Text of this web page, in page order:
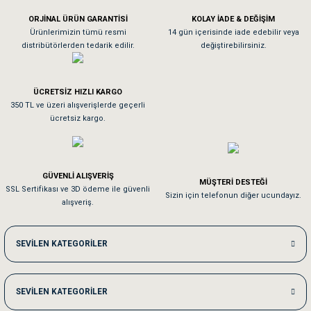
As**** Tu******
Tavşanım kafesinin kalitesine ve paketlemesine bayıldım
Sa**** On******
Kedilerim beğeniyorlar. Memnunuz. Uygun fiyatta olması iyi.
Me***** Ya******
Akşam verdiğim sipariş bir sonraki gün elime ulaştı. Jack russell köpeğim
Ka***** Ar******
ORJİNAL ÜRÜN GARANTİSİ
Ürünlerimizin tümü resmi
distribütörlerden tedarik edilir.
KOLAY İADE & DEĞİŞİM
14 gün içerisinde iade edebilir veya
değiştirebilirsiniz.
ÜCRETSİZ HIZLI KARGO
350 TL ve üzeri alışverişlerde geçerli
ücretsiz kargo.
GÜVENLİ ALIŞVERİŞ
SSL Sertifikası ve 3D ödeme ile güvenli
alışveriş.
MÜŞTERİ DESTEĞİ
Sizin için telefonun diğer ucundayız.
SEVİLEN KATEGORİLER
SEVİLEN KATEGORİLER